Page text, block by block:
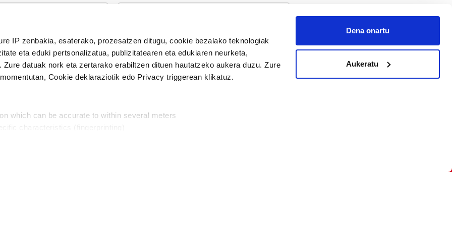
IP zenbakia, esaterako, prozesatzen ditugu, cookie bezalako teknologiak
eta eduki pertsonalizatua, publizitatearen eta edukiaren neurketa,
datuak nork eta zertarako erabiltzen dituen hautatzeko aukera duzu. Zure
Cookie deklaraziotik edo Privacy triggerean klikatuz.
which can be accurate to within several meters
Dena onartu
Aukeratu
Harpidetu
modu librean kontatzea da gure eginkizuna. Horretarako zure ekarpena